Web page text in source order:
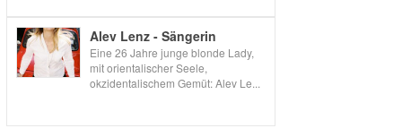
Alev Lenz - Sängerin
Eine 26 Jahre junge blonde Lady,
mit orientalischer Seele,
okzidentalischem Gemüt: Alev Le...